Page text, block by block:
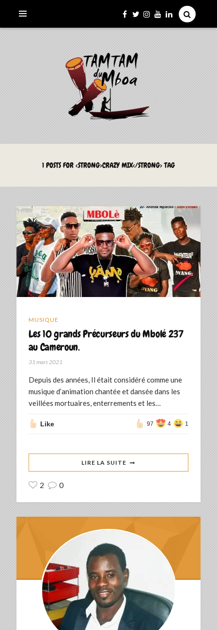
LE TAMTAM DU MBOA
La Culture du Mboa Dévoilée !
1 POSTS FOR <STRONG>CRAZY MIX</STRONG> TAG
MUSIQUE
Les 10 grands Précurseurs du Mbolé 237
au Cameroun.
31 mars 2021
Depuis des années, Il était considéré comme une
musique d’animation chantée et dansée dans les
veillées mortuaires, enterrements et les…
Like 97 4 1
LIRE LA SUITE
2 0